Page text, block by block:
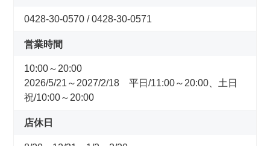
製品情報
オリジナルブランド一覧
あさひのサービス
0428-30-0570 / 0428-30-0571
営業時間
10:00～20:00
2026/5/21～2027/2/18 平日/11:00～20:00、土日
祝/10:00～20:00
店休日